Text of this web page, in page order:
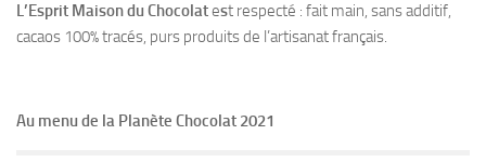
L’Esprit Maison du Chocolatest respecté : fait main, sans additif,
cacaos 100% tracés, purs produits de l’artisanat français.
Au menu de la Planète Chocolat 2021